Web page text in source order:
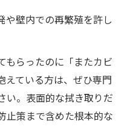
や壁内での再繁殖を許し
もらったのに「またカビ
えている方は、ぜひ専門
い。表面的な拭き取りだ
止策まで含めた根本的な